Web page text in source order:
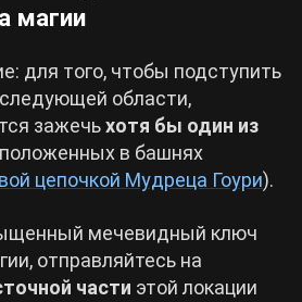
магии
для того, чтобы подступить
области,
зажечьхотя бы один из
в башнях
цепочкой Мудреца Гоури).
мечевидный ключ
отправляйтесь на
части этой локации